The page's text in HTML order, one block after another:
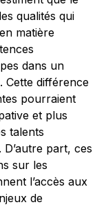
qualités qui
matière
dans un
Cette différence
pourraient
et plus
talents
part, ces
sur les
l’accès aux
de